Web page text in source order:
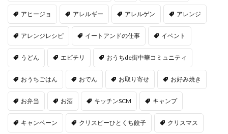
アヒージョ アレルギー アレルゲン アレンジ
アレンジレシピ イートアンドの仕事 イベント
うどん エビチリ おうちde街中華コミュニティ
おうちごはん おでん お取り寄せ お好み焼き
お弁当 お酒 キッチンSCM キャンプ
キャンペーン クリスピーひとくち餃子 クリスマス